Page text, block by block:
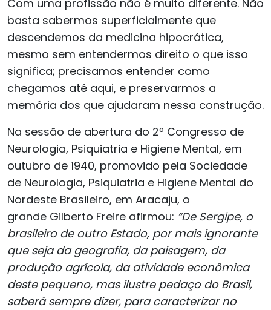
Com uma profissão não é muito diferente. Não
basta sabermos superficialmente que
descendemos da medicina hipocrática,
mesmo sem entendermos direito o que isso
significa; precisamos entender como
chegamos até aqui, e preservarmos a
memória dos que ajudaram nessa construção.
Na sessão de abertura do 2º Congresso de
Neurologia, Psiquiatria e Higiene Mental, em
outubro de 1940, promovido pela Sociedade
de Neurologia, Psiquiatria e Higiene Mental do
Nordeste Brasileiro, em Aracaju, o
grande Gilberto Freire afirmou: “De Sergipe, o
brasileiro de outro Estado, por mais ignorante
que seja da geografia, da paisagem, da
produção agrícola, da atividade econômica
deste pequeno, mas ilustre pedaço do Brasil,
saberá sempre dizer, para caracterizar no